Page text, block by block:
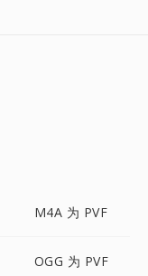
M4A 为 PVF
OGG 为 PVF